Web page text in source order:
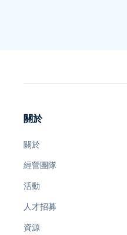
關於
關於
經營團隊
活動
人才招募
資源